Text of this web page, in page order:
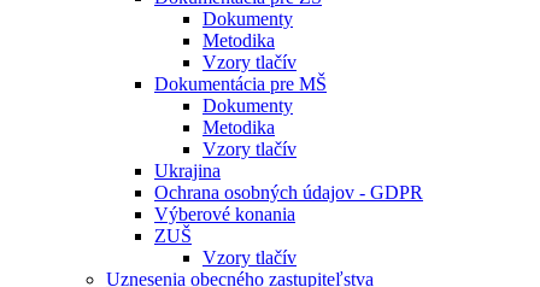
Dokumenty
Metodika
Vzory tlačív
Dokumentácia pre MŠ
Dokumenty
Metodika
Vzory tlačív
Ukrajina
Ochrana osobných údajov - GDPR
Výberové konania
ZUŠ
Vzory tlačív
Uznesenia obecného zastupiteľstva